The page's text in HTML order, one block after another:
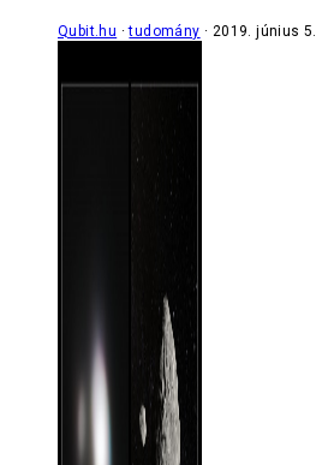
Qubit.hu tudomány 2019. június 5.